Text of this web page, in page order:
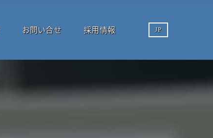
お問い合せ 採用情報 JP